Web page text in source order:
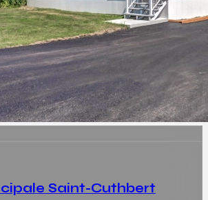
Saint-Cuthbert